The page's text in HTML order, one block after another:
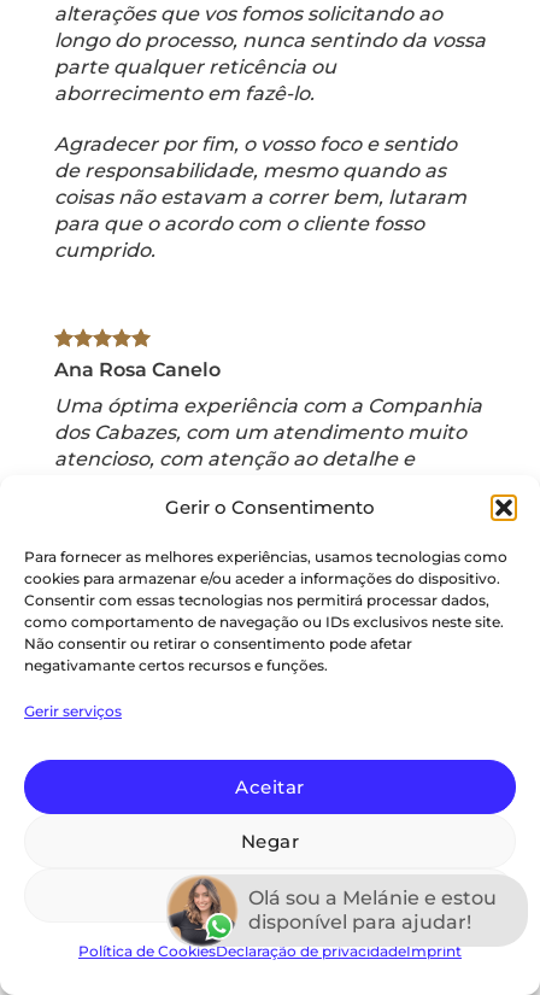
Gerir o Consentimento
Para fornecer as melhores experiências, usamos tecnologias como
cookies para armazenar e/ou aceder a informações do dispositivo.
Consentir com essas tecnologias nos permitirá processar dados,
como comportamento de navegação ou IDs exclusivos neste site.
Não consentir ou retirar o consentimento pode afetar
negativamante certos recursos e funções.
Gerir serviços
Aceitar
Negar
Ver preferências
Política de CookiesDeclaração de privacidadeImprint
alterações que vos fomos solicitando ao
longo do processo, nunca sentindo da vossa
parte qualquer reticência ou
aborrecimento em fazê-lo.
Agradecer por fim, o vosso foco e sentido
de responsabilidade, mesmo quando as
coisas não estavam a correr bem, lutaram
para que o acordo com o cliente fosso
cumprido.
Ana Rosa Canelo
Uma óptima experiência com a Companhia
dos Cabazes, com um atendimento muito
atencioso, com atenção ao detalhe e
cabaz de Natal que teve alguns ajustes
Tanto na preparação como na entrega
houve um acompanhamento constante e
com feedback muito positivo de quem
recebeu os cabazes.
Obrigada e esperamos repetir a
Paulo Rodrigues
A companhia dos cabazes já nos faz
companhia há alguns anos e se o nível de
qualidade nos produtos e na eficiência e
Olá sou a Melánie e estou
disponível para ajudar!